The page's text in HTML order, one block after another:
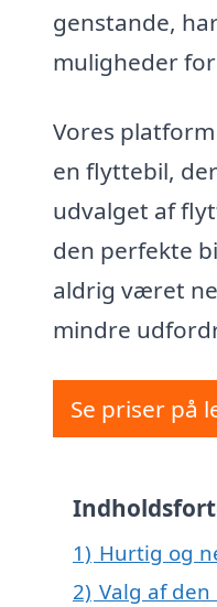
genstande,
muligheder
Vores
en flyttebil,
udvalget af
den perfekte
aldrig været
mindre
Se priser på
1) Hurtig og
2) Valg af